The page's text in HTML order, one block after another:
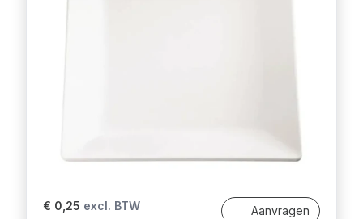
€ 0,25 excl. BTW Aanvragen